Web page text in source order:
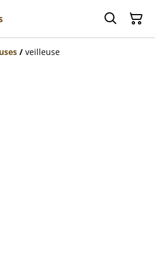
/ veilleuse